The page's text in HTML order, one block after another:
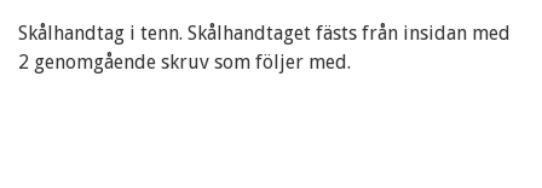
Skålhandtag i tenn. Skålhandtaget fästs från insidan med
2 genomgående skruv som följer med.